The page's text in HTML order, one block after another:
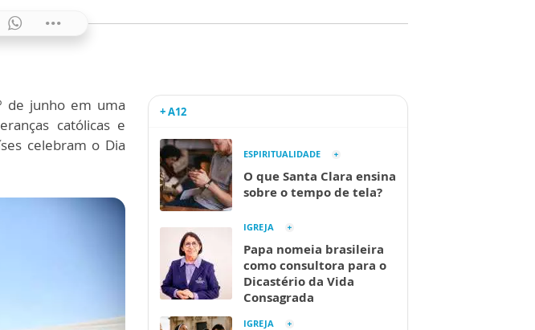
de junho em uma
católicas e
celebram o Dia
+ A12
ESPIRITUALIDADE
O que Santa Clara ensina
sobre o tempo de tela?
IGREJA
Papa nomeia brasileira
como consultora para o
Dicastério da Vida
Consagrada
IGREJA